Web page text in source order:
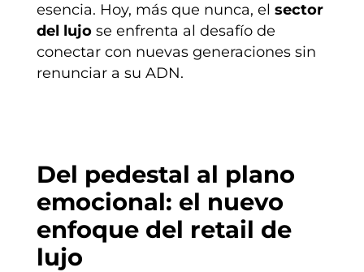
esencia. Hoy, más que nunca, el sector
del lujose enfrenta al desafío de
conectar con nuevas generaciones sin
renunciar a su ADN.
Del pedestal al plano
emocional: el nuevo
enfoque del retail de
lujo